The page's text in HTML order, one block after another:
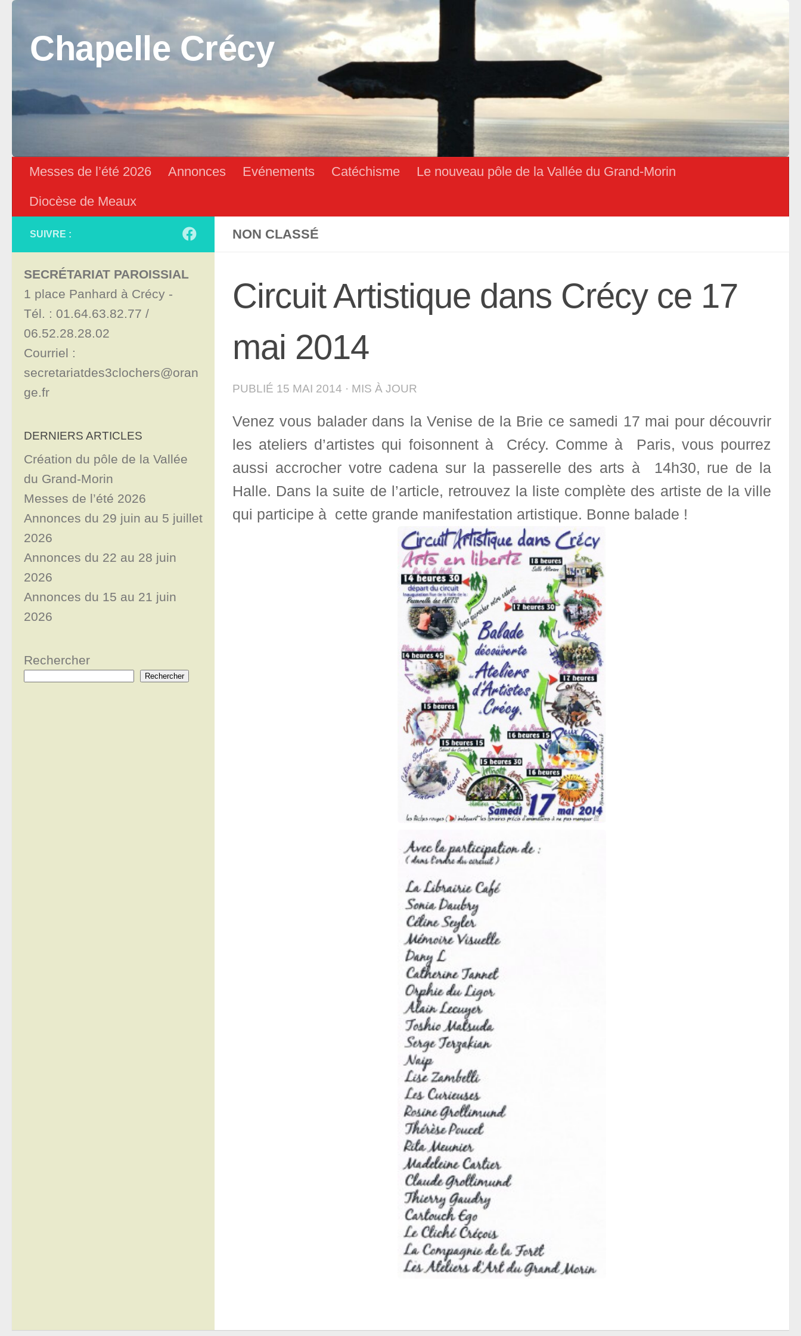
Skip to content
Chapelle Crécy
Messes de l’été 2026 Annonces Evénements Catéchisme
Le nouveau pôle de la Vallée du Grand-Morin
Diocèse de Meaux
NON CLASSÉ
Circuit Artistique dans Crécy ce 17
mai 2014
PUBLIÉ 15 MAI 2014 · MIS À JOUR
Venez vous balader dans la Venise de la Brie ce samedi 17 mai pour découvrir
les ateliers d’artistes qui foisonnent à Crécy. Comme à Paris, vous pourrez
aussi accrocher votre cadena sur la passerelle des arts à 14h30, rue de la
Halle. Dans la suite de l’article, retrouvez la liste complète des artiste de la ville
qui participe à cette grande manifestation artistique. Bonne balade !
SUIVRE :
SECRÉTARIAT PAROISSIAL
1 place Panhard à Crécy -
Tél. : 01.64.63.82.77 /
06.52.28.28.02
Courriel :
secretariatdes3clochers@oran
ge.fr
DERNIERS ARTICLES
Création du pôle de la Vallée
du Grand-Morin
Messes de l’été 2026
Annonces du 29 juin au 5 juillet
2026
Annonces du 22 au 28 juin
2026
Annonces du 15 au 21 juin
2026
Rechercher
Rechercher